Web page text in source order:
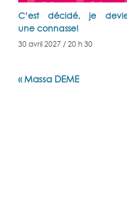
C’est décidé, je
une connasse!
30 avril 2027 / 20 h 30
Navigation
«Massa DEME